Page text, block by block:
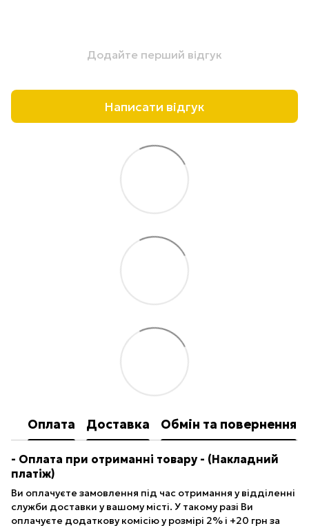
Додайте перший відгук
Написати відгук
Оплата Доставка Обмін та повернення
- Оплата при отриманні товару - (Накладний
платіж)
Ви оплачуєте замовлення під час отримання у відділенні
служби доставки у вашому місті. У такому разі Ви
оплачуєте додаткову комісію у розмірі 2% і +20 грн за